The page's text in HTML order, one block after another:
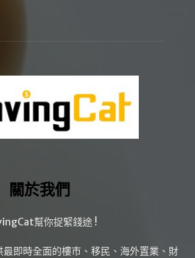
關於我們
幫你捉緊錢途 !
即時全面的樓市、移民、海外置業、財